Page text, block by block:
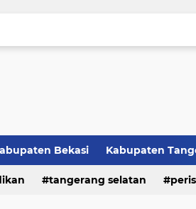
Bekasi Kabupaten
peristiwatangerang selatan